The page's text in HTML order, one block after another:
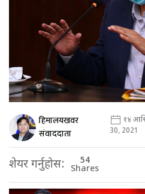
हिमालयखवर
संवाददाता
१४
30, 2021
शेयर गर्नुहोस: 54
Shares